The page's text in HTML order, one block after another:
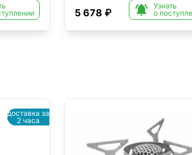
5 678 ₽ 
Узнать
о
доставка за
2 часа